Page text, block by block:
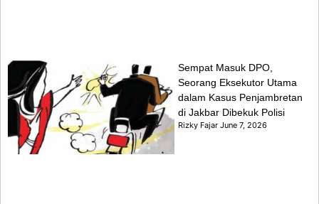
Sempat Masuk DPO,
Seorang Eksekutor Utama
dalam Kasus Penjambretan
di Jakbar Dibekuk Polisi
Rizky FajarJune 7, 2026